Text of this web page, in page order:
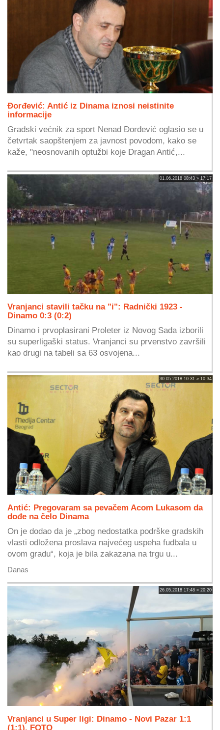
Đorđević: Antić iz Dinama iznosi neistinite
informacije
Gradski većnik za sport Nenad Đorđević oglasio se u
četvrtak saopštenjem za javnost povodom, kako se
kaže, "neosnovanih optužbi koje Dragan Antić,...
01.06.2018 08:43 » 17:17
Vranjanci stavili tačku na "i": Radnički 1923 -
Dinamo 0:3 (0:2)
Dinamo i prvoplasirani Proleter iz Novog Sada izborili
su superligaški status. Vranjanci su prvenstvo završili
kao drugi na tabeli sa 63 osvojena...
30.05.2018 10:31 » 10:34
Antić: Pregovaram sa pevačem Acom Lukasom da
dođe na čelo Dinama
On je dodao da je „zbog nedostatka podrške gradskih
vlasti odložena proslava najvećeg uspeha fudbala u
ovom gradu“, koja je bila zakazana na trgu u...
Danas
26.05.2018 17:48 » 20:20
Vranjanci u Super ligi: Dinamo - Novi Pazar 1:1
(1:1), FOTO